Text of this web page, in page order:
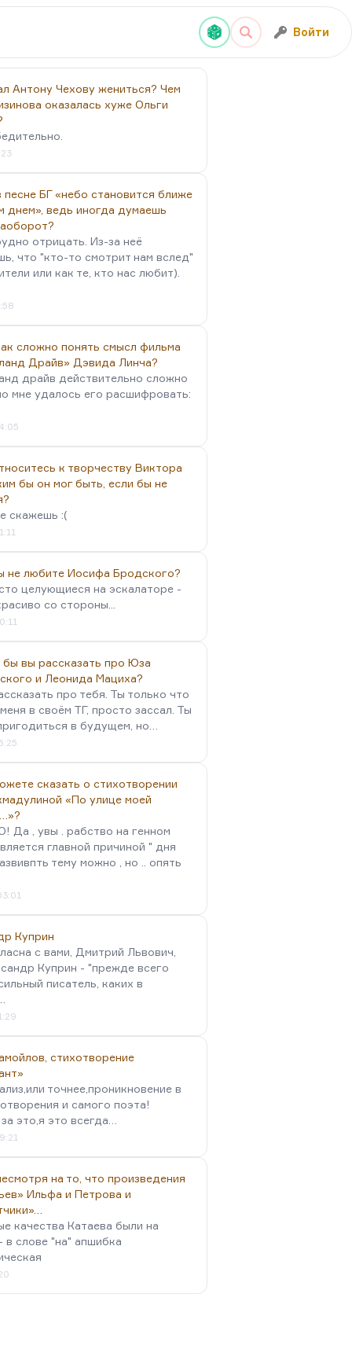
Войти
Антону Чехову жениться? Чем
оказалась хуже Ольги
песне БГ «небо становится ближе
днем», ведь иногда думаешь
отрицать. Из-за неё
что "кто-то смотрит нам вслед"
или как те, кто нас любит).
сложно понять смысл фильма
Драйв» Дэвида Линча?
драйв действительно сложно
мне удалось его расшифровать:
к творчеству Виктора
бы он мог быть, если бы не
скажешь :(
не любите Иосифа Бродского?
целующиеся на эскалаторе -
со стороны...
бы вы рассказать про Юза
и Леонида Мациха?
про тебя. Ты только что
в своём ТГ, просто зассал. Ты
в будущем, но…
сказать о стихотворении
«По улице моей
Да , увы . рабство на генном
главной причиной " дня
тему можно , но .. опять
Куприн
с вами, Дмитрий Львович,
Куприн - "прежде всего
писатель, каких в
стихотворение
точнее,проникновение в
и самого поэта!
это,я это всегда…
на то, что произведения
Ильфа и Петрова и
качества Катаева были на
в слове "на" апшибка